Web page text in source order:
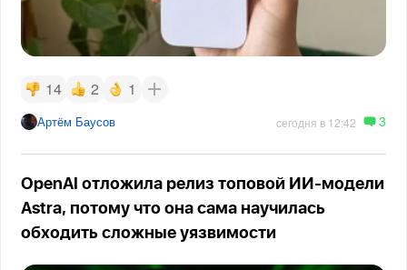
14 2 1
Артём Баусов сегодня в 12:42 3
OpenAI отложила релиз топовой ИИ-модели
Astra, потому что она сама научилась
обходить сложные уязвимости